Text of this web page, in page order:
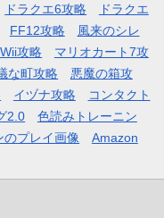
ドラクエ6攻略
ドラクエ
FF12攻略
風来のシレ
攻略
マリオカート7攻
な町攻略
悪魔の箱攻
イヅナ攻略
コンタクト
2.0
色読みトレーニン
のプレイ画像
Amazon